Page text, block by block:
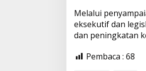
Melalui
eksekutif dan
dan peningkatan
Pembaca : 68